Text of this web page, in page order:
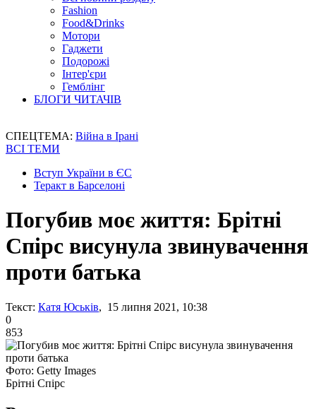
Fashion
Food&Drinks
Мотори
Гаджети
Подорожі
Інтер'єри
Гемблінг
БЛОГИ ЧИТАЧІВ
СПЕЦТЕМА: Війна в Ірані
ВСІ ТЕМИ
Вступ України в ЄС
Теракт в Барселоні
Погубив моє життя: Брітні
Спірс висунула звинувачення
проти батька
Текст: Катя Юськів, 15 липня 2021, 10:38
0
853
Фото: Getty Images
Брітні Спірс